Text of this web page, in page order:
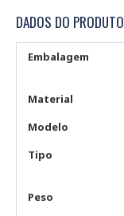
DADOS DO PRODUTO
Embalagem
Material
Modelo
Tipo
Peso